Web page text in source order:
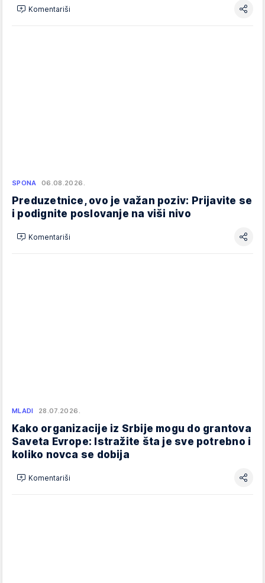
Komentariši
SPONA 06.08.2026.
Preduzetnice, ovo je važan poziv: Prijavite se
i podignite poslovanje na viši nivo
Komentariši
MLADI 28.07.2026.
Kako organizacije iz Srbije mogu do grantova
Saveta Evrope: Istražite šta je sve potrebno i
koliko novca se dobija
Komentariši